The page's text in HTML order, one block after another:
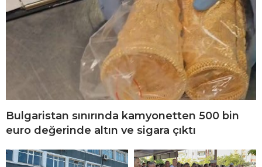
Bulgaristan sınırında kamyonetten 500 bin
euro değerinde altın ve sigara çıktı